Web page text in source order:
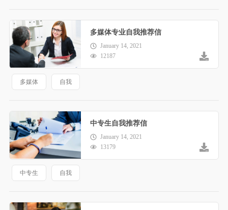
多媒体专业自我推荐信
January 14, 2021
12187
多媒体 自我
中专生自我推荐信
January 14, 2021
13179
中专生 自我